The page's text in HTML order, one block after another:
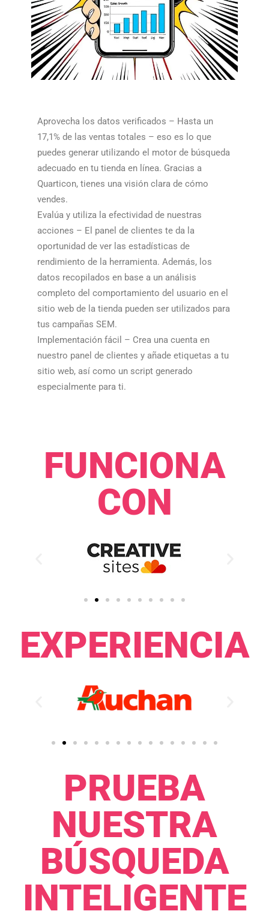
Aprovecha los datos verificados – Hasta un
17,1% de las ventas totales – eso es lo que
puedes generar utilizando el motor de búsqueda
adecuado en tu tienda en línea. Gracias a
Quarticon, tienes una visión clara de cómo
vendes.​​
Evalúa y utiliza la efectividad de nuestras
acciones – El panel de clientes te da la
oportunidad de ver las estadísticas de
rendimiento de la herramienta. Además, los
datos recopilados en base a un análisis
completo del comportamiento del usuario en el
sitio web de la tienda pueden ser utilizados para
tus campañas SEM.​​
Implementación fácil – Crea una cuenta en
nuestro panel de clientes y añade etiquetas a tu
sitio web, así como un script generado
especialmente para ti.​​
FUNCIONA
CON​​
EXPERIENCIA​
PRUEBA
NUESTRA
BÚSQUEDA
INTELIGENTE